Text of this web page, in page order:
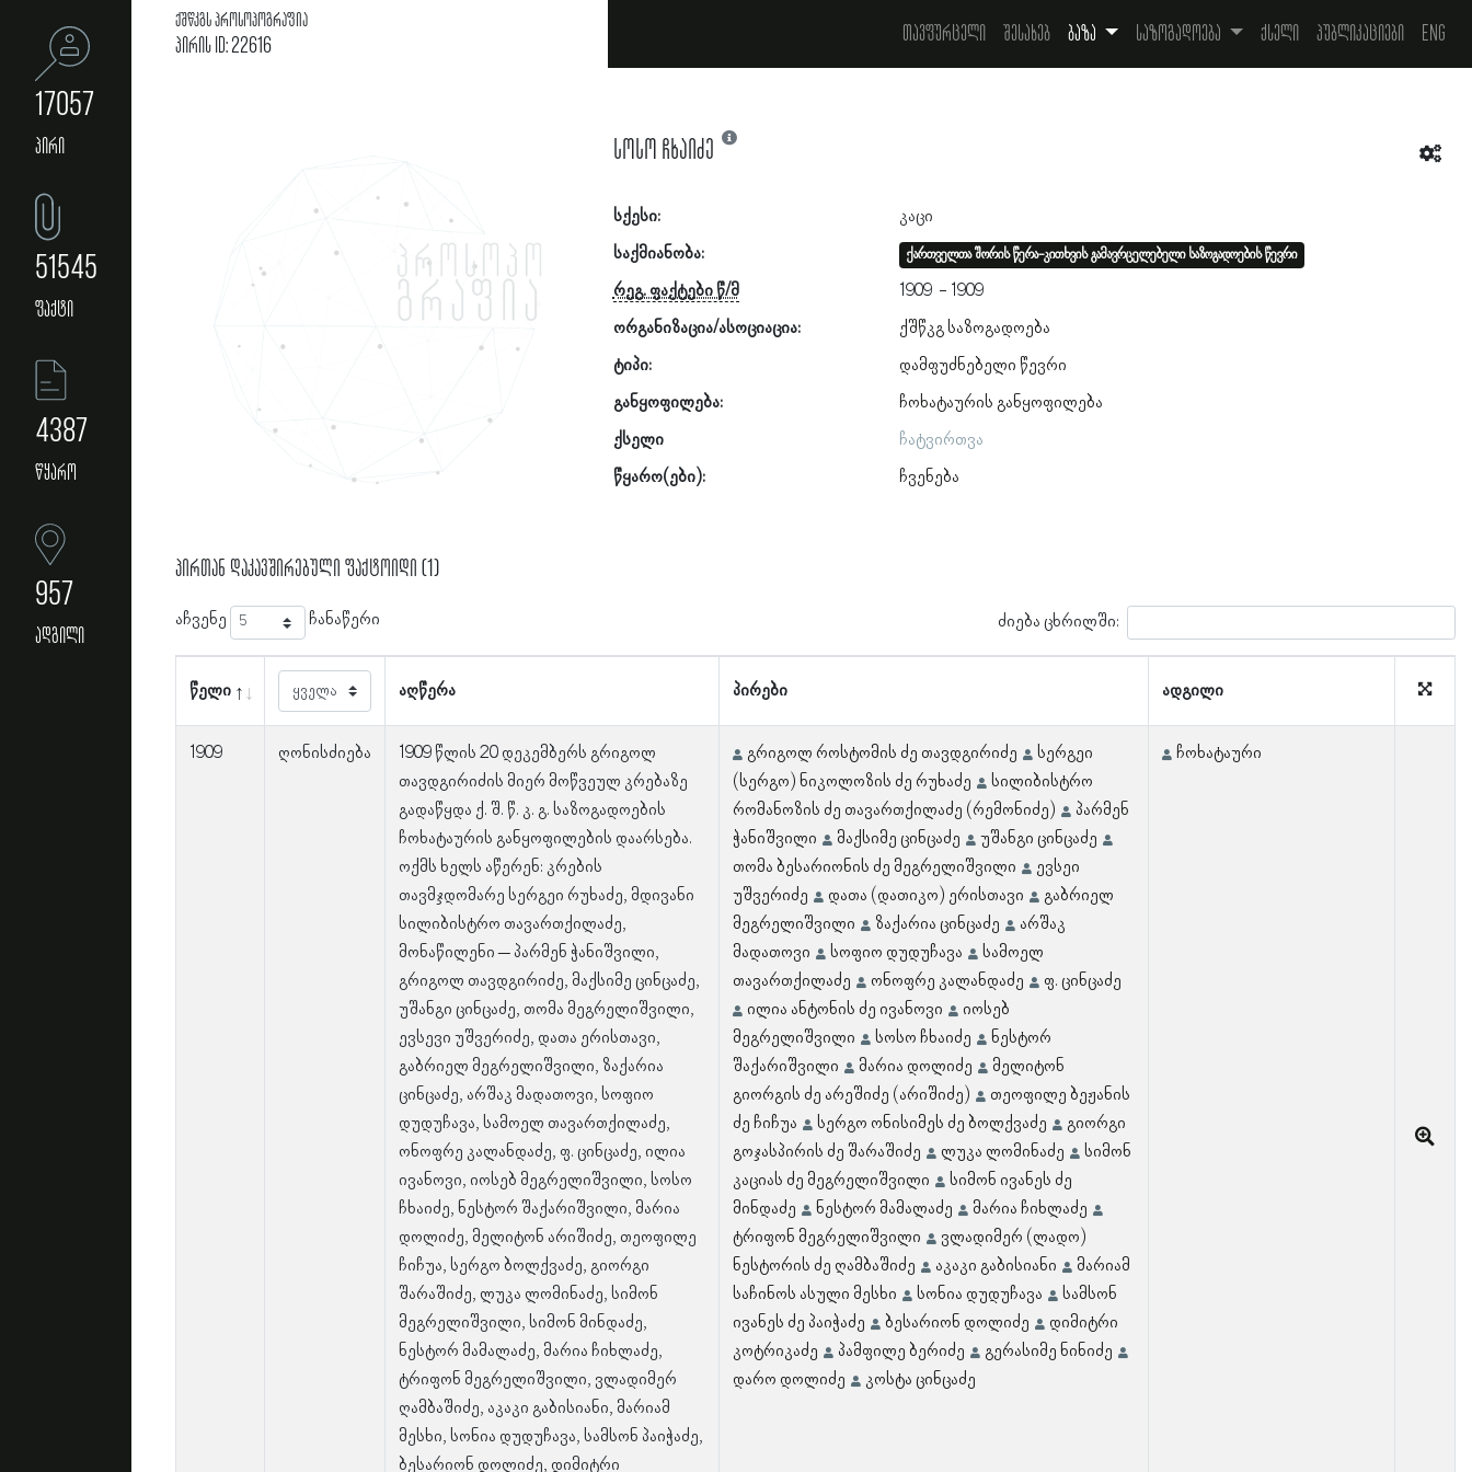
17057
პირი
51545
ფაქტი
4387
წყარო
957
ადგილი
ქშწკგს პროსოპოგრაფია
პირის ID: 22616 თავფურცელი შესახებ ბაზა საზოგადოება ქსელი პუბლიკაციები Eng
სოსო ჩხაიძე
სქესი:
კაცი
საქმიანობა:
ქართველთა შორის წერა-კითხვის გამავრცელებელი საზოგადოების წევრი
რეგ. ფაქტები წ/მ 1909
1909
ორგანიზაცია/ასოციაცია:
ქშწკგ საზოგადოება
ტიპი:
დამფუძნებელი წევრი
განყოფილება:
ჩოხატაურის განყოფილება
ქსელი
ჩატვირთვა
წყარო(ები):
ჩვენება
პირთან დაკავშირებული ფაქტოიდი (1)
აჩვენე ჩანაწერი ძიება ცხრილში:
წელი აღწერა პირები ადგილი
1909 ღონისძიება
1909 წლის 20 დეკემბერს გრიგოლ
თავდგირიძის მიერ მოწვეულ კრებაზე
გადაწყდა ქ. შ. წ. კ. გ. საზოგადოების
ჩოხატაურის განყოფილების დაარსება.
ოქმს ხელს აწერენ: კრების
თავმჯდომარე სერგეი რუხაძე, მდივანი
სილიბისტრო თავართქილაძე,
მონაწილენი – პარმენ ჭანიშვილი,
გრიგოლ თავდგირიძე, მაქსიმე ცინცაძე,
უშანგი ცინცაძე, თომა მეგრელიშვილი,
ევსევი უშვერიძე, დათა ერისთავი,
გაბრიელ მეგრელიშვილი, ზაქარია
ცინცაძე, არშაკ მადათოვი, სოფიო
დუდუჩავა, სამოელ თავართქილაძე,
ონოფრე კალანდაძე, ფ. ცინცაძე, ილია
ივანოვი, იოსებ მეგრელიშვილი, სოსო
ჩხაიძე, ნესტორ შაქარიშვილი, მარია
დოლიძე, მელიტონ არიშიძე, თეოფილე
ჩიჩუა, სერგო ბოლქვაძე, გიორგი
შარაშიძე, ლუკა ლომინაძე, სიმონ
მეგრელიშვილი, სიმონ მინდაძე,
ნესტორ მამალაძე, მარია ჩიხლაძე,
ტრიფონ მეგრელიშვილი, ვლადიმერ
ღამბაშიძე, აკაკი გაბისიანი, მარიამ
მესხი, სონია დუდუჩავა, სამსონ პაიჭაძე,
ბესარიონ დოლიძე, დიმიტრი
გრიგოლ როსტომის ძე თავდგირიძე
სერგეი
(სერგო) ნიკოლოზის ძე რუხაძე
სილიბისტრო
რომანოზის ძე თავართქილაძე (რემონიძე)
პარმენ
ჭანიშვილი
მაქსიმე ცინცაძე
უშანგი ცინცაძე
თომა ბესარიონის ძე მეგრელიშვილი
ევსეი
უშვერიძე
დათა (დათიკო) ერისთავი
გაბრიელ
მეგრელიშვილი
ზაქარია ცინცაძე
არშაკ
მადათოვი
სოფიო დუდუჩავა
სამოელ
თავართქილაძე
ონოფრე კალანდაძე
ფ. ცინცაძე
ილია ანტონის ძე ივანოვი
იოსებ
მეგრელიშვილი
სოსო ჩხაიძე
ნესტორ
შაქარიშვილი
მარია დოლიძე
მელიტონ
გიორგის ძე არეშიძე (არიშიძე)
თეოფილე ბეჟანის
ძე ჩიჩუა
სერგო ონისიმეს ძე ბოლქვაძე
გიორგი
გოჯასპირის ძე შარაშიძე
ლუკა ლომინაძე
სიმონ
კაციას ძე მეგრელიშვილი
სიმონ ივანეს ძე
მინდაძე
ნესტორ მამალაძე
მარია ჩიხლაძე
ტრიფონ მეგრელიშვილი
ვლადიმერ (ლადო)
ნესტორის ძე ღამბაშიძე
აკაკი გაბისიანი
მარიამ
საჩინოს ასული მესხი
სონია დუდუჩავა
სამსონ
ივანეს ძე პაიჭაძე
ბესარიონ დოლიძე
დიმიტრი
კოტრიკაძე
პამფილე ბერიძე
გერასიმე ნინიძე
დარო დოლიძე
კოსტა ცინცაძე
ჩოხატაური